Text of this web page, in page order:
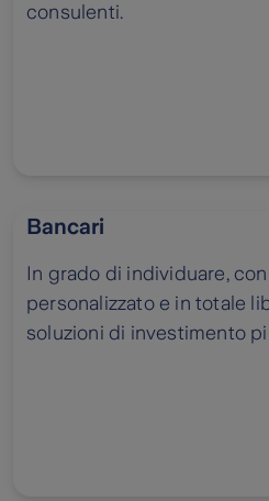
consulenti.
Bancari
In grado di individuare,
personalizzato e in totale
soluzioni di investimento